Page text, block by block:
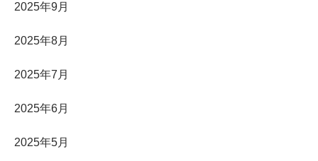
2025年9月
2025年8月
2025年7月
2025年6月
2025年5月